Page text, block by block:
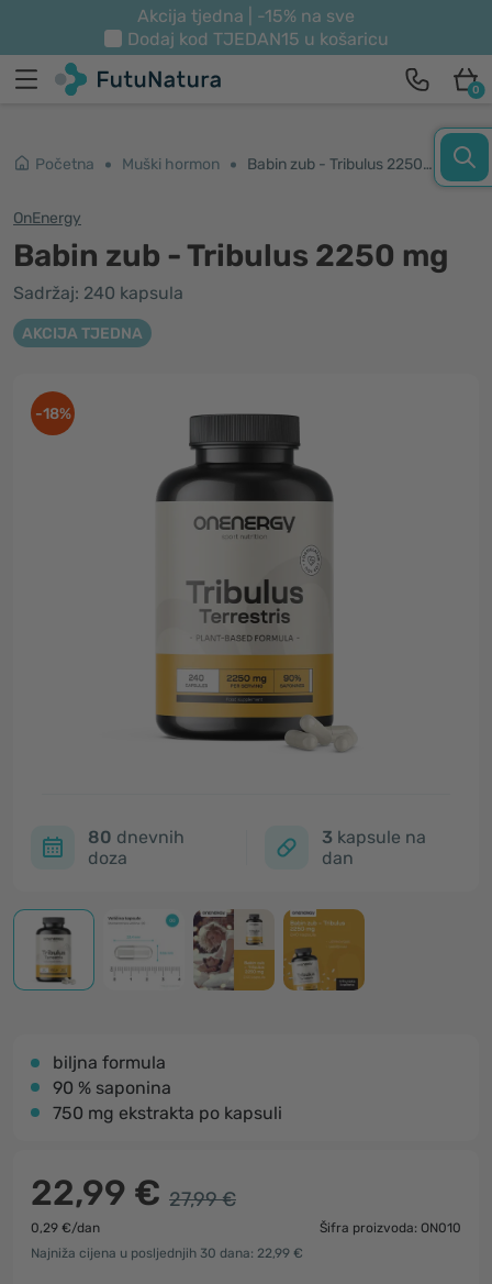
Akcija tjedna | -15% na sve
Dodaj kod TJEDAN15 u košaricu
0
Početna Muški hormon Babin zub - Tribulus 2250 mg
OnEnergy
Babin zub - Tribulus 2250 mg
Sadržaj: 240 kapsula
AKCIJA TJEDNA
-18%
80 dnevnih
doza
3kapsule na
dan
biljna formula
90 % saponina
750 mg ekstrakta po kapsuli
22,99 € 27,99 €
0,29 €/dan
Šifra proizvoda: ON010
Najniža cijena u posljednjih 30 dana: 22,99 €